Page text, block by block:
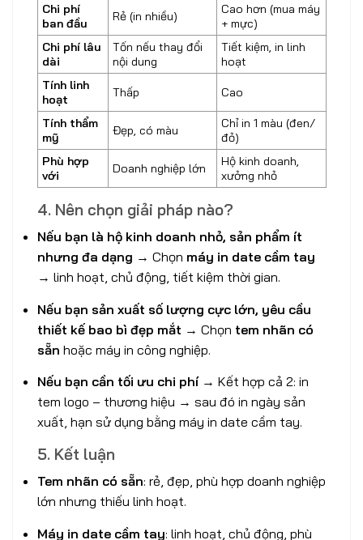
Chi phí
ban đầu
Rẻ (in nhiều)
Cao hơn (mua máy
+ mực)
Chi phí lâu
dài
Tốn nếu thay đổi
nội dung
Tiết kiệm, in linh
hoạt
Tính linh
hoạt
Thấp Cao
Tính thẩm
mỹ
Đẹp, có màu
Chỉ in 1 màu (đen/
đỏ)
Phù hợp
với
Doanh nghiệp lớn
Hộ kinh doanh,
xưởng nhỏ
4. Nên chọn giải pháp nào?
Nếu bạn là hộ kinh doanh nhỏ, sản phẩm ít
nhưng đa dạng → Chọn máy in date cầm tay
→ linh hoạt, chủ động, tiết kiệm thời gian.
Nếu bạn sản xuất số lượng cực lớn, yêu cầu
thiết kế bao bì đẹp mắt → Chọn tem nhãn có
sẵn hoặc máy in công nghiệp.
Nếu bạn cần tối ưu chi phí→ Kết hợp cả 2: in
tem logo – thương hiệu → sau đó in ngày sản
xuất, hạn sử dụng bằng máy in date cầm tay.
5. Kết luận
Tem nhãn có sẵn: rẻ, đẹp, phù hợp doanh nghiệp
lớn nhưng thiếu linh hoạt.
Máy in date cầm tay: linh hoạt, chủ động, phù